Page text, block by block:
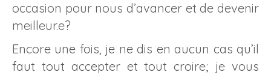
occasion pour nous d’avancer et de devenir
meilleur.e?
Encore une fois, je ne dis en aucun cas qu’il
faut tout accepter et tout croire; je vous